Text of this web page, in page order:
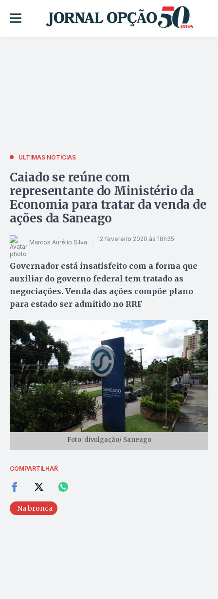
ÚLTIMAS NOTÍCIAS
Caiado se reúne com
representante do Ministério da
Economia para tratar da venda de
ações da Saneago
Marcos Aurélio Silva 12 fevereiro 2020 às 18h35
Governador está insatisfeito com a forma que
auxiliar do governo federal tem tratado as
negociações. Venda das ações compõe plano
para estado ser admitido no RRF
Foto: divulgação/ Saneago
COMPARTILHAR
Na bronca